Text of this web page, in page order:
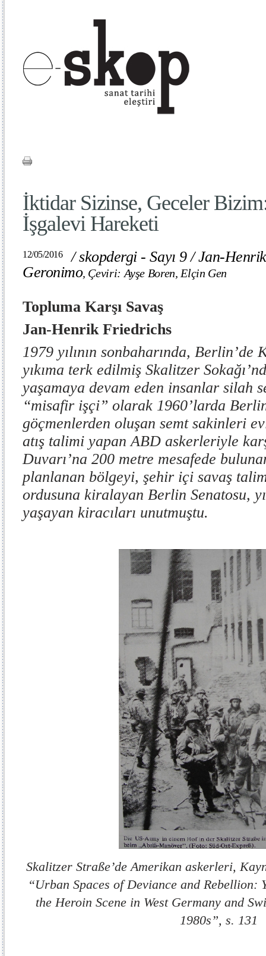
İktidar Sizinse, Geceler
İşgalevi Hareketi
12/05/2016 /skopdergi - Sayı 9 /Jan-
Geronimo, Çeviri: Ayşe Boren, Elçin Gen
Topluma Karşı Savaş
Jan-Henrik Friedrichs
1979 yılının sonbaharında, Berlin’de
yıkıma terk edilmiş Skalitzer
yaşamaya devam eden insanlar silah
“misafir işçi” olarak 1960’larda
göçmenlerden oluşan semt sakinleri
atış talimi yapan ABD askerleriyle
Duvarı’na 200 metre mesafede
planlanan bölgeyi, şehir içi savaş
ordusuna kiralayan Berlin Senatosu,
yaşayan kiracıları unutmuştu.
Skalitzer Straße’de Amerikan askerleri,
“Urban Spaces of Deviance and Rebellion:
the Heroin Scene in West Germany and
1980s”, s. 131